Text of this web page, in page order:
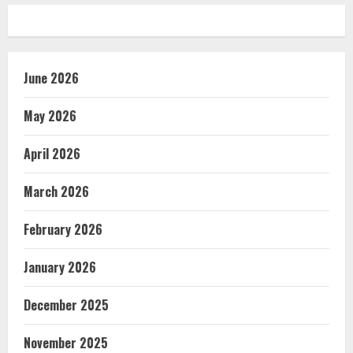
June 2026
May 2026
April 2026
March 2026
February 2026
January 2026
December 2025
November 2025